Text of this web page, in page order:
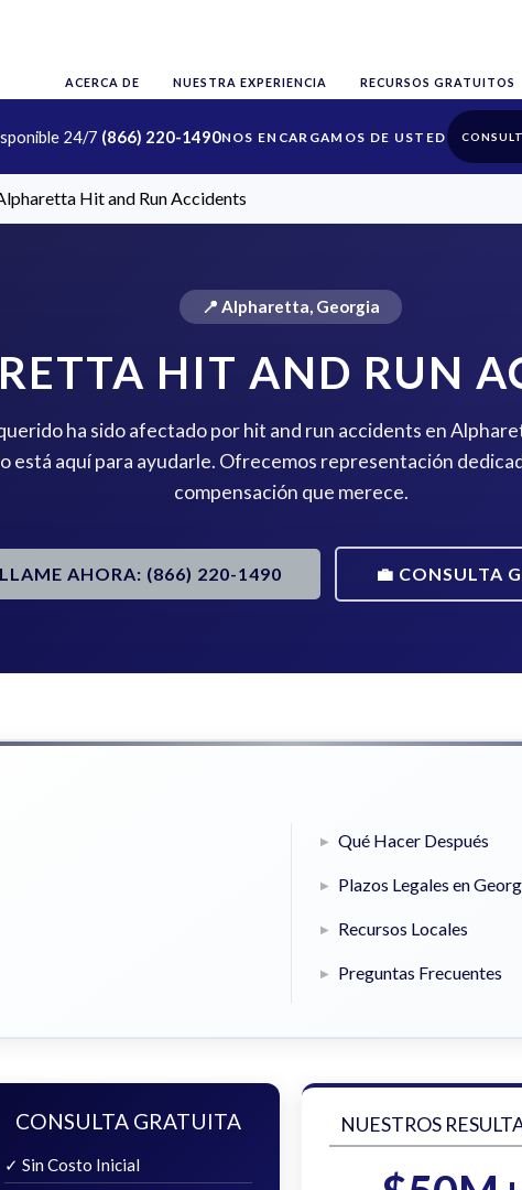
ACERCA DE NUESTRA EXPERIENCIA RECURSOS GRATUITOS
24/7 (866) 220-1490
Hit and Run Accidents
📍 Alpharetta, Georgia
HIT AND RUN
ha sido afectado por hit and run accidents en
está aquí para ayudarle. Ofrecemos representación
compensación que merece.
AHORA: (866) 220-1490 💼 CONSULTA
Qué Hacer Después
Plazos Legales en
Recursos Locales
Preguntas Frecuentes
CONSULTA GRATUITA
✓ Sin Costo Inicial
NUESTROS